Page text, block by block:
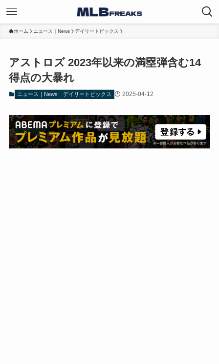
ホーム ニュース｜News デイリートピックス
アストロズ 2023年以来の満塁弾含む14
得点の大暴れ
ニュース｜News デイリートピックス 2025-04-12